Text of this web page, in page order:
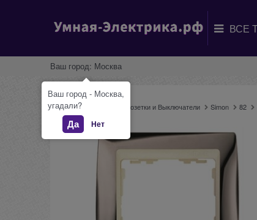
Ваш город: Москва
Главная Розетки и Выключатели Simon 82
Ваш город - Москва,
угадали?
Да Нет